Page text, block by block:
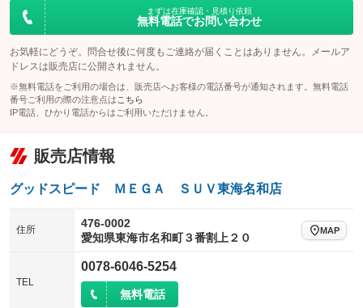
まずは在庫確認・見積り依頼
無料電話でお問い合わせ
お気軽にどうぞ。問合せ後に何度もご連絡が届くことはありません。メールア
ドレスは販売店に公開されません。
※無料電話をご利用の場合は、販売店へお客様の電話番号が通知されます。無料電話
番号ご利用の際の注意点は こちら
IP電話、ひかり電話からはご利用いただけません。
販売店情報
グッドスピード ＭＥＧＡ ＳＵＶ東海名和店
住所
476-0002
愛知県東海市名和町３番割上２０
MAP
TEL
0078-6046-5254
無料電話